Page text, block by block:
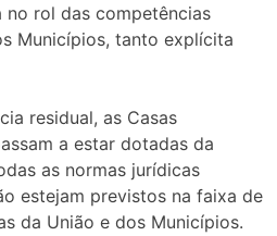
no rol das competências
Municípios, tanto explícita
residual, as Casas
a estar dotadas da
as normas jurídicas
estejam previstos na faixa de
da União e dos Municípios.